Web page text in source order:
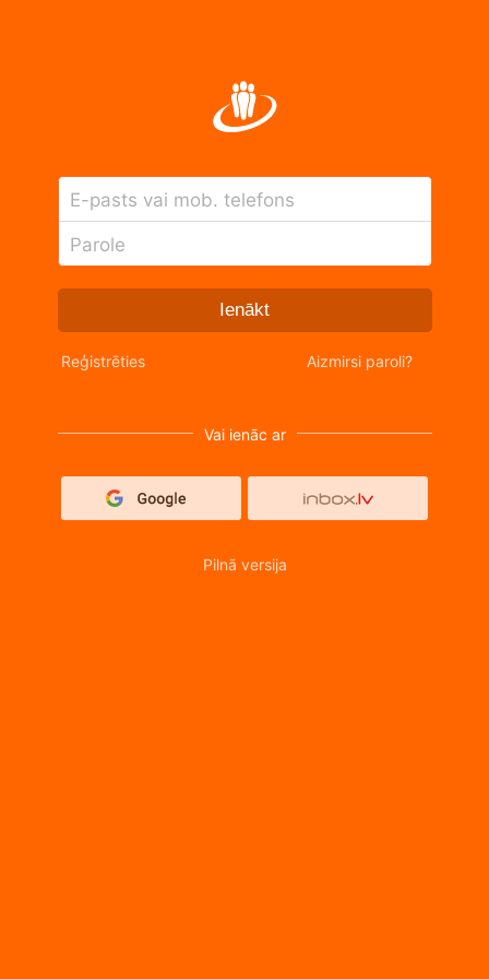
E-pasts vai mob. telefons
Parole
Ienākt
Reģistrēties Aizmirsi paroli?
Vai ienāc ar
Pilnā versija